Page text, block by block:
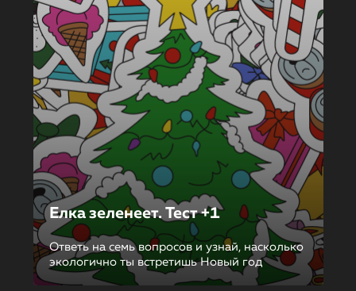
Елка зеленеет. Тест +1
Ответь на семь вопросов и узнай, насколько
экологично ты встретишь Новый год